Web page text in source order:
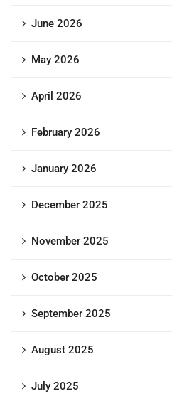
June 2026
May 2026
April 2026
February 2026
January 2026
December 2025
November 2025
October 2025
September 2025
August 2025
July 2025